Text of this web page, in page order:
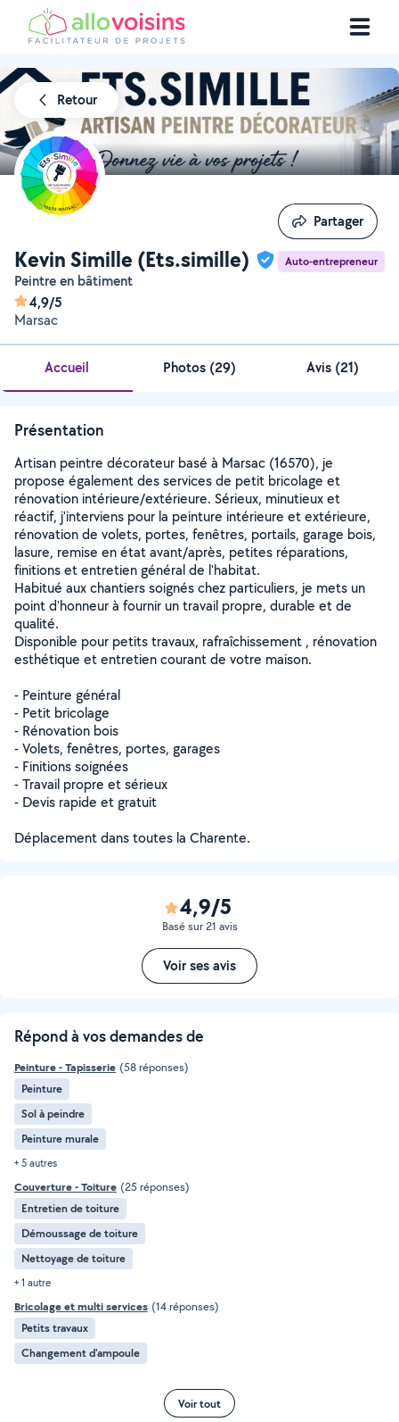
Retour
Kevin Simille (Ets.simille) Auto-entrepreneur
Peintre en bâtiment
4,9/5
Marsac
Partager
Partager
Accueil Photos (29) Avis (21)
Présentation
Artisan peintre décorateur basé à Marsac (16570), je
propose également des services de petit bricolage et
rénovation intérieure/extérieure. Sérieux, minutieux et
réactif, j'interviens pour la peinture intérieure et extérieure,
rénovation de volets, portes, fenêtres, portails, garage bois,
lasure, remise en état avant/après, petites réparations,
finitions et entretien général de l'habitat.
Habitué aux chantiers soignés chez particuliers, je mets un
point d'honneur à fournir un travail propre, durable et de
qualité.
Disponible pour petits travaux, rafraîchissement , rénovation
esthétique et entretien courant de votre maison.
- Peinture général
- Petit bricolage
- Rénovation bois
- Volets, fenêtres, portes, garages
- Finitions soignées
- Travail propre et sérieux
- Devis rapide et gratuit
Déplacement dans toutes la Charente.
4,9/5
Basé sur 21 avis
Voir ses avis
Répond à vos demandes de
Peinture - Tapisserie (58 réponses)
Peinture
Sol à peindre
Peinture murale
+ 5 autres
Couverture - Toiture (25 réponses)
Entretien de toiture
Démoussage de toiture
Nettoyage de toiture
+ 1 autre
Bricolage et multi services (14 réponses)
Petits travaux
Changement d'ampoule
Voir tout